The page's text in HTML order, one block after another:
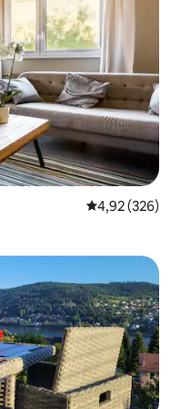
4,92 ud af 5 i
4,92 (326)